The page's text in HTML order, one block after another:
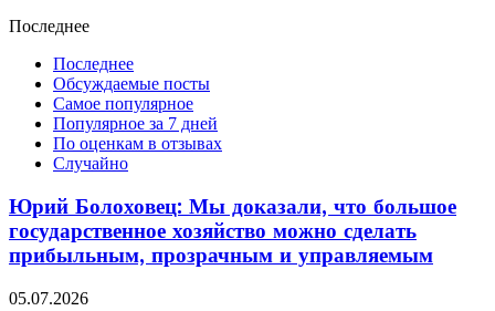
Последнее
Последнее
Обсуждаемые посты
Самое популярное
Популярное за 7 дней
По оценкам в отзывах
Случайно
Юрий Болоховец: Мы доказали, что большое
государственное хозяйство можно сделать
прибыльным, прозрачным и управляемым
05.07.2026